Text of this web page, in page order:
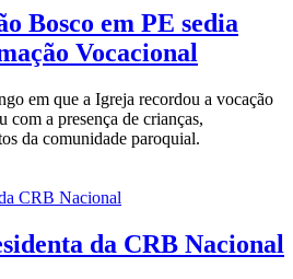
Bosco em PE sedia
Vocacional
em que a Igreja recordou a vocação
com a presença de crianças,
da comunidade paroquial.
da CRB Nacional